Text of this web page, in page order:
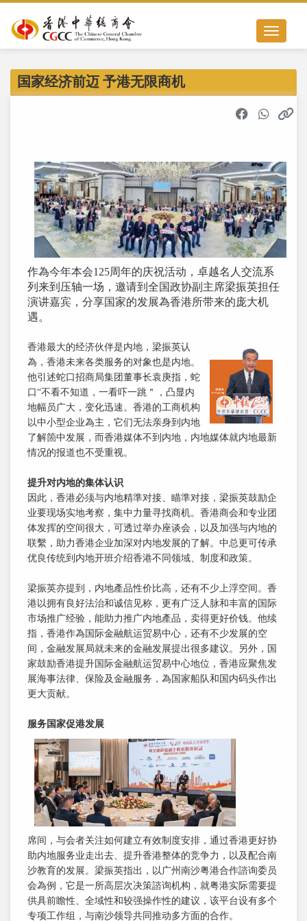
Toggle
国家经济前迈 予港无限商机
作為今年本会125周年的庆祝活动，卓越名人交流系
列来到压轴一场，邀请到全国政协副主席梁振英担任
演讲嘉宾，分享国家的发展為香港所带来的庞大机
遇。
香港最大的经济伙伴是内地，梁振英认
為，香港未来各类服务的对象也是内地。
他引述蛇口招商局集团董事长袁庚指，蛇
口“不看不知道，一看吓一跳＂，凸显内
地幅员广大，变化迅速。香港的工商机构
以中小型企业為主，它们无法亲身到内地
了解箇中发展，而香港媒体不到内地，内地媒体就内地最新
情况的报道也不受重视。
提升对内地的集体认识
因此，香港必须与内地精準对接、瞄準对接，梁振英鼓励企
业要现场实地考察，集中力量寻找商机。香港商会和专业团
体发挥的空间很大，可透过举办座谈会，以及加强与内地的
联繫，助力香港企业加深对内地发展的了解。中总更可传承
优良传统到内地开班介绍香港不同领域、制度和政策。
梁振英亦提到，内地產品性价比高，还有不少上浮空间。香
港以拥有良好法治和诚信见称，更有广泛人脉和丰富的国际
市场推广经验，能助力推广内地產品，卖得更好价钱。他续
指，香港作為国际金融航运贸易中心，还有不少发展的空
间，金融发展局就未来的金融发展提出很多建议。另外，国
家鼓励香港提升国际金融航运贸易中心地位，香港应聚焦发
展海事法律、保险及金融服务，為国家船队和国内码头作出
更大贡献。
服务国家促港发展
席间，与会者关注如何建立有效制度安排，通过香港更好协
助内地服务业走出去、提升香港整体的竞争力，以及配合南
沙教育的发展。梁振英指出，以广州南沙粤港合作諮询委员
会為例，它是一所高层次决策諮询机构，就粤港实际需要提
供具前瞻性、全域性和较强操作性的建议，该平台设有多个
专项工作组，与南沙领导共同推动多方面的合作。